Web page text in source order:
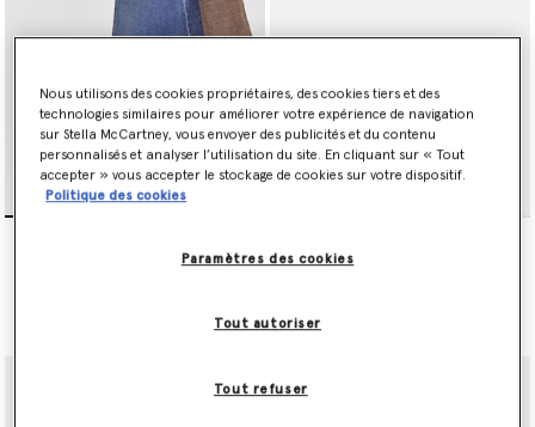
très appréciées espadrilles Elyse taillées dans une alternative
vegan douce au cuir animal avec finition métallisée, le sac à
cabas Falabella réalisé à partir de MIRUM® sans plastique,
circulaire, sans combustibles fossiles et sans eau, une alternative
vegan au cuir d’origine animale.
Enfin, une paire de lunettes de soleil Stella McCartney, fabriquée
Découvrez la sélection ci-dessous.
monochromes Elyse en
pression Ryder
sélectionné
Nous utilisons des cookies propriétaires, des cookies tiers et des
technologies similaires pour améliorer votre expérience de navigation
sur Stella McCartney, vous envoyer des publicités et du contenu
personnalisés et analyser l’utilisation du site. En cliquant sur « Tout
accepter » vous accepter le stockage de cookies sur votre dispositif.
Politique des cookies
Paramètres des cookies
Tout refuser
Tout autoriser